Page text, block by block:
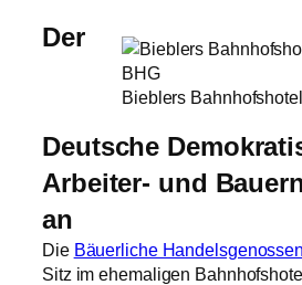
Bieblers
Der
Deutsche
Arbeiter- und
an
Die Bäuerliche
Sitz im ehemaligen